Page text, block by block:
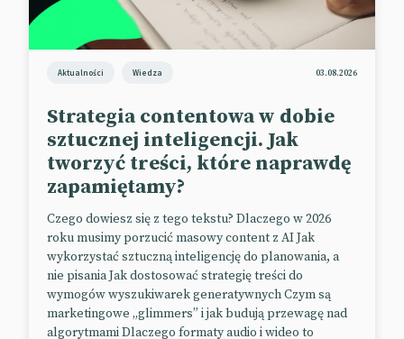
czuć się dobrze we własnych domach.
W ramach działań reklamowych wykorzystano
wybór „to czy tamto”, które pokazują przewagę
Famous Campaigns
Instagram
Aktualności Wiedza 03.08.2026
Strategia contentowa w dobie
sztucznej inteligencji. Jak
tworzyć treści, które naprawdę
zapamiętamy?
Czego dowiesz się z tego tekstu? Dlaczego w 2026
roku musimy porzucić masowy content z AI Jak
wykorzystać sztuczną inteligencję do planowania, a
nie pisania Jak dostosować strategię treści do
wymogów wyszukiwarek generatywnych Czym są
marketingowe „glimmers” i jak budują przewagę nad
algorytmami Dlaczego formaty audio i wideo to